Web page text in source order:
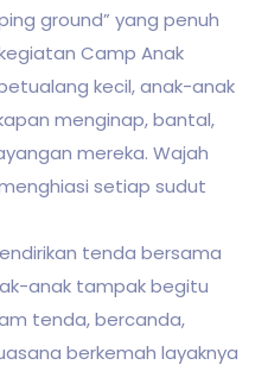
ground” yang penuh
Camp Anak
kecil, anak-anak
menginap, bantal,
mereka. Wajah
setiap sudut
tenda bersama
anak tampak begitu
tenda, bercanda,
berkemah layaknya